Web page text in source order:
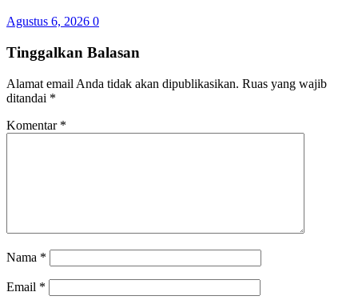
Agustus 6, 2026 0
Tinggalkan Balasan
Alamat email Anda tidak akan dipublikasikan. Ruas yang wajib
ditandai *
Komentar *
Nama *
Email *